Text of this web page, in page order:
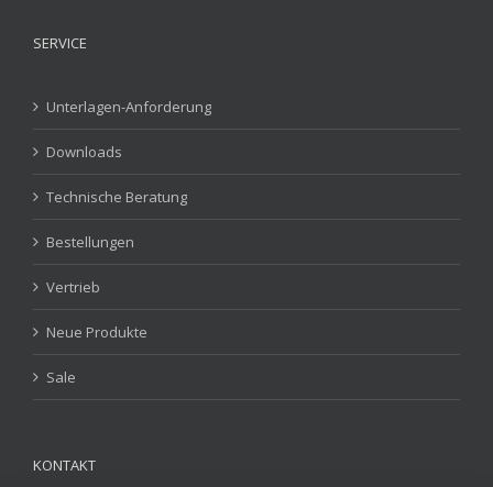
SERVICE
Unterlagen-Anforderung
Downloads
Technische Beratung
Bestellungen
Vertrieb
Neue Produkte
Sale
KONTAKT